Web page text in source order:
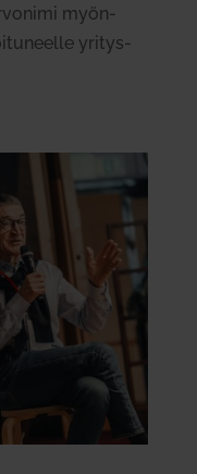
myön­
yri­tys­